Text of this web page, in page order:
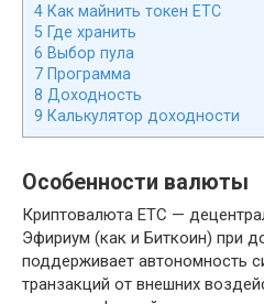
4 Как майнить токен ETC
5 Где хранить
6 Выбор пула
7 Программа
8 Доходность
9 Калькулятор доходности
Особенности валюты
Криптовалюта ETC —
Эфириум (как и Биткоин) при
поддерживает автономность
транзакций от внешних